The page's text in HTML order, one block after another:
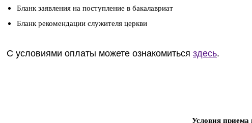
Бланк заявления на поступление в бакалавриат
Бланк рекомендации служителя церкви
С условиями оплаты можете ознакомиться здесь.
Условия приема